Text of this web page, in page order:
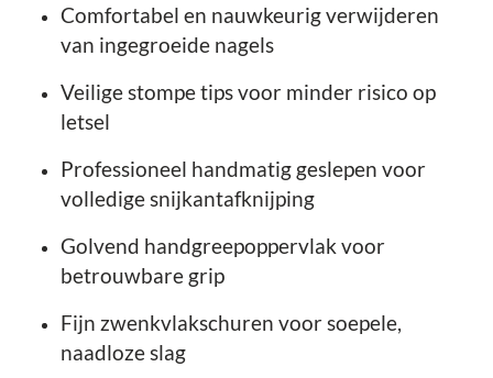
Comfortabel en nauwkeurig verwijderen
van ingegroeide nagels
Veilige stompe tips voor minder risico op
letsel
Professioneel handmatig geslepen voor
volledige snijkantafknijping
Golvend handgreepoppervlak voor
betrouwbare grip
Fijn zwenkvlakschuren voor soepele,
naadloze slag